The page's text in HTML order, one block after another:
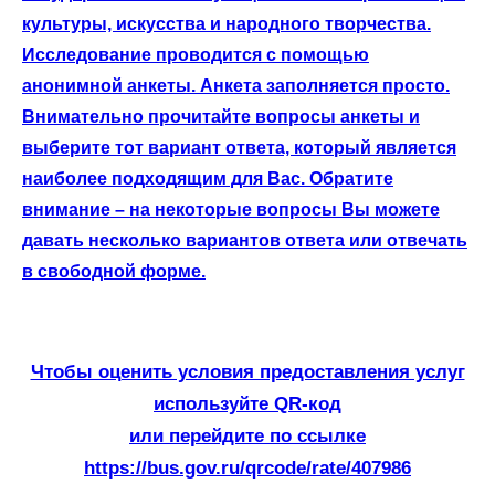
культуры, искусства и народного творчества.
Исследование проводится с помощью
анонимной анкеты. Анкета заполняется просто.
Внимательно прочитайте вопросы анкеты и
выберите тот вариант ответа, который является
наиболее подходящим для Вас. Обратите
внимание – на некоторые вопросы Вы можете
давать несколько вариантов ответа или отвечать
в свободной форме.
Чтобы оценить условия предоставления услуг
используйте QR-код
или перейдите по ссылке
https://bus.gov.ru/qrcode/rate/407986